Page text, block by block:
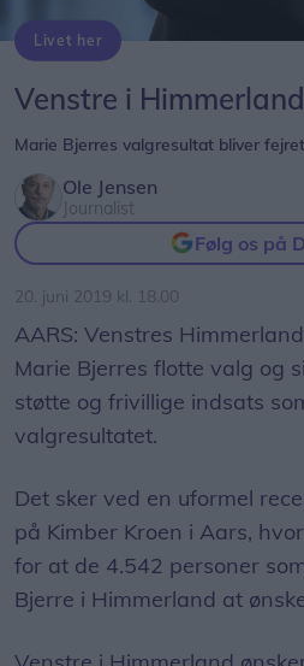
Livet her
Venstre i
Marie Bjerres valgresultat bliver
Ole Jensen
Journalist
Følg os på
20. juni 2019 kl. 18.00
AARS: Venstres
Marie Bjerres flotte valg og
støtte og frivillige indsats
valgresultatet.
Det sker ved en uformel
på Kimber Kroen i Aars,
for at de 4.542 personer
Bjerre i Himmerland at